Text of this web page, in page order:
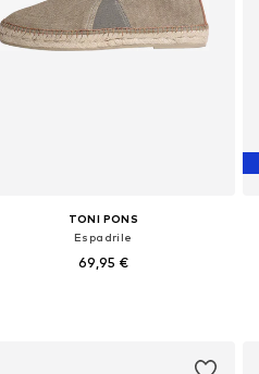
TONI PONS
Espadrile
69,95 €